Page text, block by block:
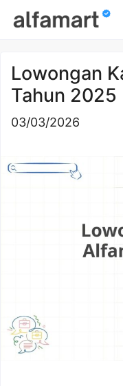
Lowongan
Tahun 2025
03/03/2026